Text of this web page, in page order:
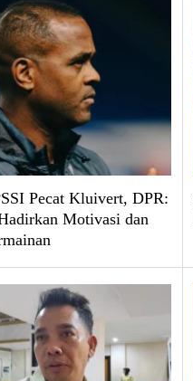
Pecat Kluivert, DPR:
Motivasi dan